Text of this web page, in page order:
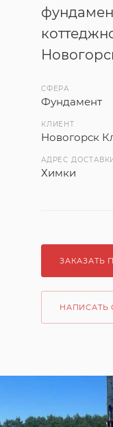
СФЕРА
Фундамент
КЛИЕНТ
Новогорск
АДРЕС
Химки
ЗАКАЗАТЬ
НАПИСАТЬ